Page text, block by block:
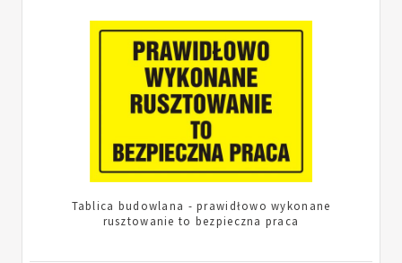
Tablica budowlana - prawidłowo wykonane
rusztowanie to bezpieczna praca